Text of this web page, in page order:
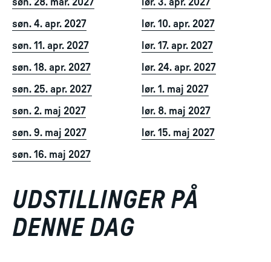
søn. 28. mar. 2027
lør. 3. apr. 2027
søn. 4. apr. 2027
lør. 10. apr. 2027
søn. 11. apr. 2027
lør. 17. apr. 2027
søn. 18. apr. 2027
lør. 24. apr. 2027
søn. 25. apr. 2027
lør. 1. maj 2027
søn. 2. maj 2027
lør. 8. maj 2027
søn. 9. maj 2027
lør. 15. maj 2027
søn. 16. maj 2027
UDSTILLINGER PÅ
DENNE DAG